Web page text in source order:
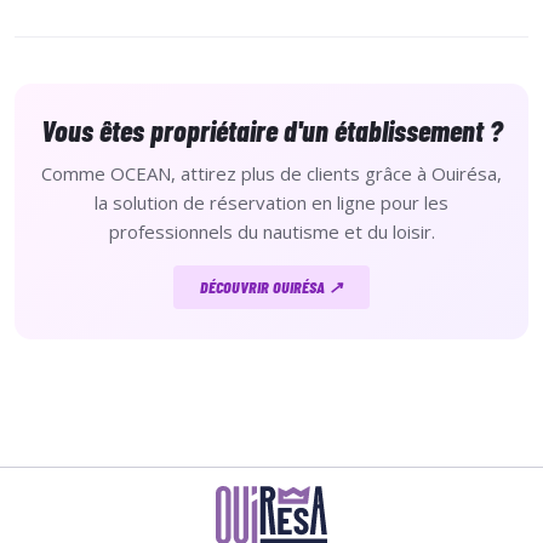
Vous êtes propriétaire d'un établissement ?
Comme OCEAN, attirez plus de clients grâce à Ouirésa,
la solution de réservation en ligne pour les
professionnels du nautisme et du loisir.
DÉCOUVRIR OUIRÉSA ↗